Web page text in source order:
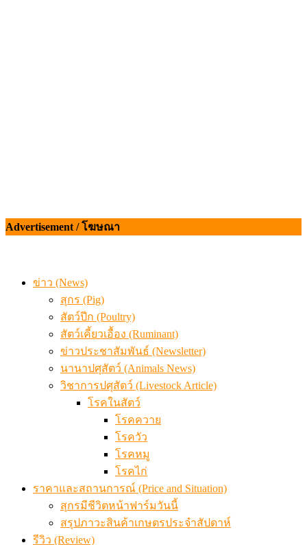
Advertisement / โฆษณา
ข่าว (News)
สุกร (Pig)
สัตว์ปีก (Poultry)
สัตว์เคี้ยวเอื้อง (Ruminant)
ข่าวประชาสัมพันธ์ (Newsletter)
นานาปศุสัตว์ (Animals News)
วิชาการปศุสัตว์ (Livestock Article)
โรคในสัตว์
โรคควาย
โรควัว
โรคหมู
โรคไก่
ราคาและสถานการณ์ (Price and Situation)
สุกรมีชีวิตหน้าฟาร์มวันนี้
สรุปภาวะสินค้าเกษตรประจำสัปดาห์
รีวิว (Review)